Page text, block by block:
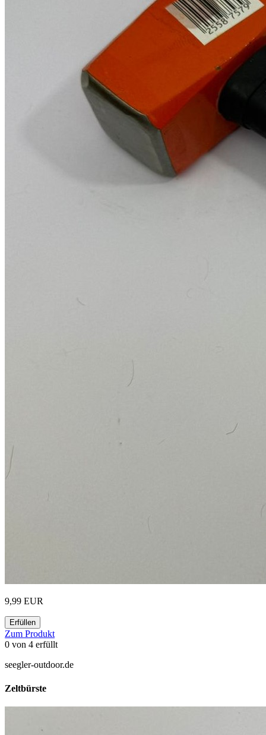
9,99 EUR
Erfüllen
Zum Produkt
0 von 4 erfüllt
seegler-outdoor.de
Zeltbürste